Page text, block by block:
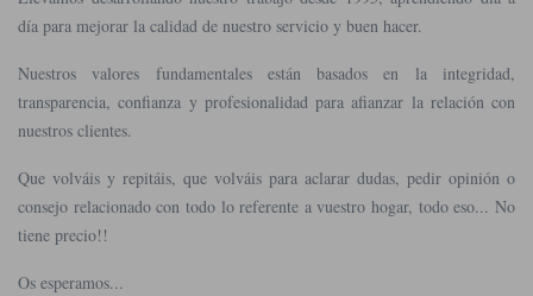
día para mejorar la calidad de nuestro servicio y buen hacer.
Nuestros valores fundamentales están basados en la integridad,
transparencia, confianza y profesionalidad para afianzar la relación con
nuestros clientes.
Que volváis y repitáis, que volváis para aclarar dudas, pedir opinión o
consejo relacionado con todo lo referente a vuestro hogar, todo eso... No
tiene precio!!
Os esperamos...